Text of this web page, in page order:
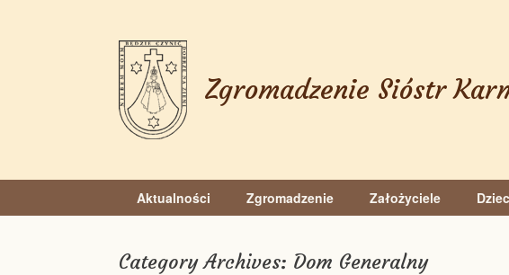
Zgromadzenie Sióstr
Aktualności Zgromadzenie Założyciele
Category Archives: Dom Generalny